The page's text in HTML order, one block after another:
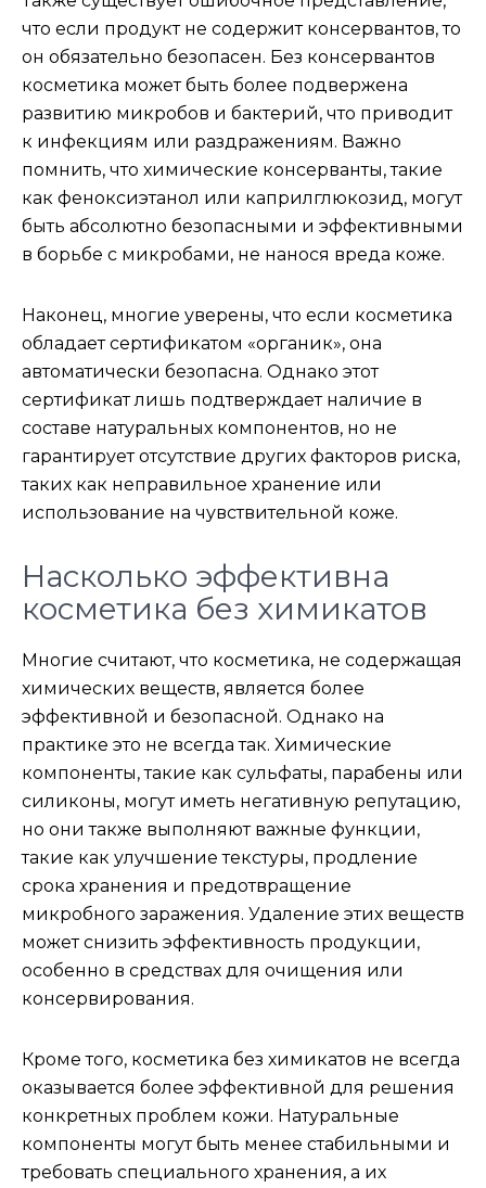
что если продукт не содержит консервантов, то
он обязательно безопасен. Без консервантов
косметика может быть более подвержена
развитию микробов и бактерий, что приводит
к инфекциям или раздражениям. Важно
помнить, что химические консерванты, такие
как феноксиэтанол или каприлглюкозид, могут
быть абсолютно безопасными и эффективными
в борьбе с микробами, не нанося вреда коже.
Наконец, многие уверены, что если косметика
обладает сертификатом «органик», она
автоматически безопасна. Однако этот
сертификат лишь подтверждает наличие в
составе натуральных компонентов, но не
гарантирует отсутствие других факторов риска,
таких как неправильное хранение или
использование на чувствительной коже.
Насколько эффективна
косметика без химикатов
Многие считают, что косметика, не содержащая
химических веществ, является более
эффективной и безопасной. Однако на
практике это не всегда так. Химические
компоненты, такие как сульфаты, парабены или
силиконы, могут иметь негативную репутацию,
но они также выполняют важные функции,
такие как улучшение текстуры, продление
срока хранения и предотвращение
микробного заражения. Удаление этих веществ
может снизить эффективность продукции,
особенно в средствах для очищения или
консервирования.
Кроме того, косметика без химикатов не всегда
оказывается более эффективной для решения
конкретных проблем кожи. Натуральные
компоненты могут быть менее стабильными и
требовать специального хранения, а их